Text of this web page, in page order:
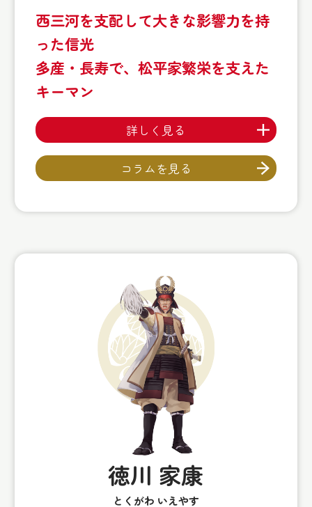
西三河を支配して大きな影響力を持
った信光
多産・長寿で、松平家繁栄を支えた
キーマン
詳しく見る
コラムを見る
徳川 家康
とくがわ いえやす